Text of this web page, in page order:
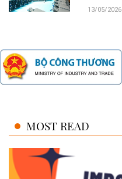
13/05/2026
MOST READ